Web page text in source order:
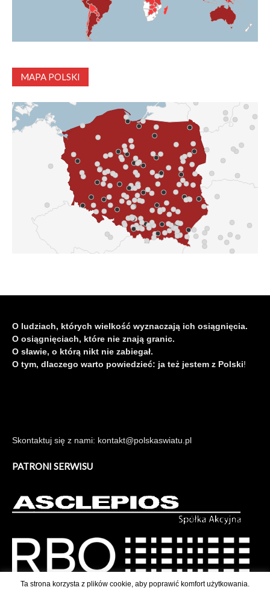
MAPA POLSKI
O ludziach, których wielkość wyznaczają ich osiągnięcia.
O osiągnięciach, które nie znają granic.
O sławie, o którą nikt nie zabiegał.
O tym, dlaczego warto powiedzieć: ja też jestem z Polski!
Skontaktuj się z nami: kontakt@polskaswiatu.pl
PATRONI SERWISU
Ta strona korzysta z plików cookie, aby poprawić komfort użytkowania.